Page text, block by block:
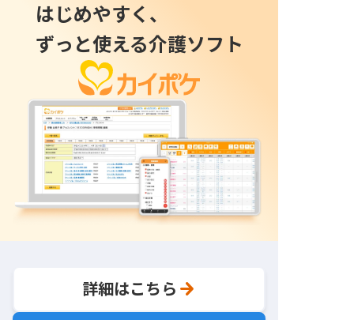
はじめやすく、
ずっと使える介護ソフト
詳細はこちら